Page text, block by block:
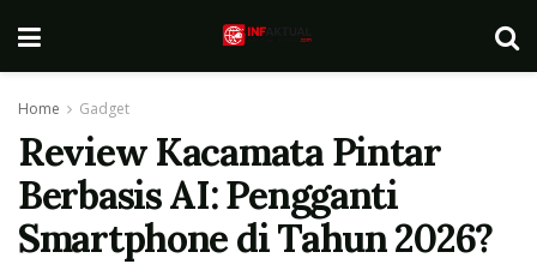
Home Gadget
Review Kacamata Pintar
Berbasis AI: Pengganti
Smartphone di Tahun 2026?